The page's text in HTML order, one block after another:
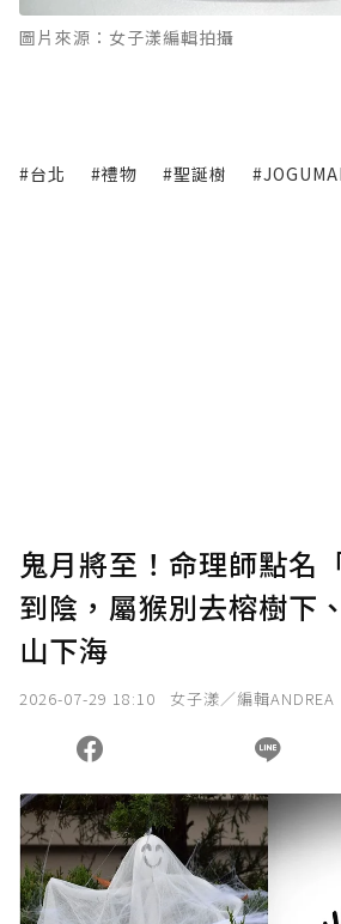
圖片來源：女子漾編輯拍攝
#台北 #禮物 #聖誕樹
鬼月將至！命理師點名
到陰，屬猴別去榕樹下
山下海
2026-07-29 18:10 女子漾／編輯ANDREA